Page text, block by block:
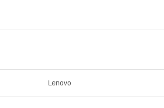
Lenovo